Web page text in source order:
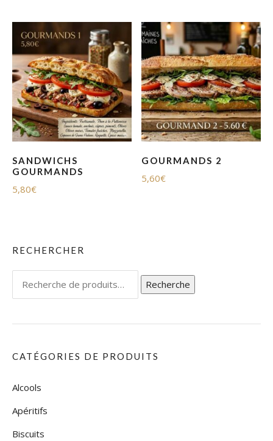
SANDWICHS
GOURMANDS
5,80€
GOURMANDS 2
5,60€
RECHERCHER
pour :
Recherche
CATÉGORIES DE PRODUITS
Alcools
Apéritifs
Biscuits